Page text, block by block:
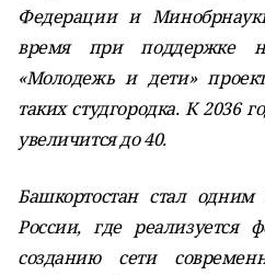
Федерации и
время при поддержке
«Молодежь и дети»
таких студгородка. К 2036
увеличится до 40.
Башкортостан стал
России, где реализуется
созданию сети